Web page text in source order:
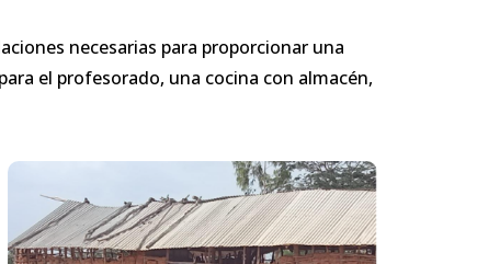
necesarias para proporcionar una
el profesorado, una cocina con almacén,